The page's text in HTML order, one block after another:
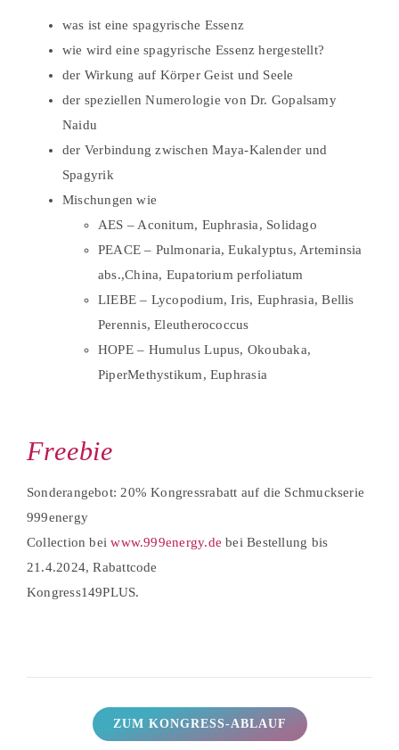
was ist eine spagyrische Essenz
wie wird eine spagyrische Essenz hergestellt?
der Wirkung auf Körper Geist und Seele
der speziellen Numerologie von Dr. Gopalsamy
Naidu
der Verbindung zwischen Maya-Kalender und
Spagyrik
Mischungen wie
AES – Aconitum, Euphrasia, Solidago
PEACE – Pulmonaria, Eukalyptus, Arteminsia
abs.,China, Eupatorium perfoliatum
LIEBE – Lycopodium, Iris, Euphrasia, Bellis
Perennis, Eleutherococcus
HOPE – Humulus Lupus, Okoubaka,
PiperMethystikum, Euphrasia
Freebie
Sonderangebot: 20% Kongressrabatt auf die Schmuckserie
999energy
Collection beiwww.999energy.de bei Bestellung bis
21.4.2024, Rabattcode
Kongress149PLUS.
ZUM KONGRESS-ABLAUF